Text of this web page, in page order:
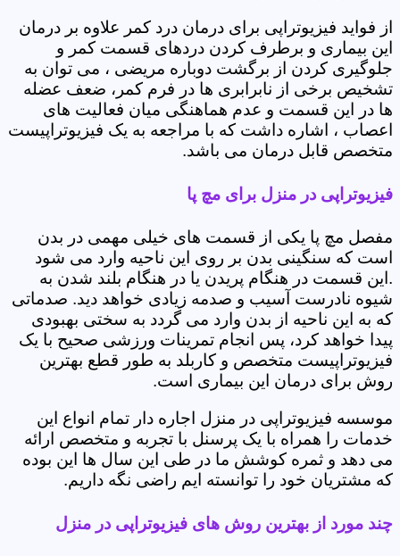
از فواید فیزیوتراپی برای درمان درد کمر علاوه بر درمان
این بیماری و برطرف کردن دردهای قسمت کمر و
جلوگیری کردن از برگشت دوباره مریضی ، می توان به
تشخیص برخی از نابرابری ها در فرم کمر، ضعف عضله
ها در این قسمت و عدم هماهنگی میان فعالیت های
اعصاب ، اشاره داشت که با مراجعه به یک فیزیوتراپیست
متخصص قابل درمان می باشد.
فیزیوتراپی در منزل برای مچ پا
مفصل مچ پا یکی از قسمت های خیلی مهمی در بدن
است که سنگینی بدن بر روی این ناحیه وارد می شود
.این قسمت در هنگام پریدن یا در هنگام بلند شدن به
شیوه نادرست آسیب و صدمه زیادی خواهد دید. صدماتی
که به این ناحیه از بدن وارد می گردد به سختی بهبودی
پیدا خواهد کرد، پس انجام تمرینات ورزشی صحیح با یک
فیزیوتراپیست متخصص و کاربلد به طور قطع بهترین
روش برای درمان این بیماری است.
موسسه فیزیوتراپی در منزل اجاره دار تمام انواع این
خدمات را همراه با یک پرسنل با تجربه و متخصص ارائه
می دهد و ثمره کوشش ما در طی این سال ها این بوده
که مشتریان خود را توانسته ایم راضی نگه داریم.
چند مورد از بهترین روش های فیزیوتراپی در منزل